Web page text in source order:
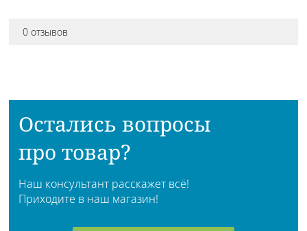
0 отзывов
Остались вопросы
про товар?
Наш консультант расскажет всё!
Приходите в наш магазин!